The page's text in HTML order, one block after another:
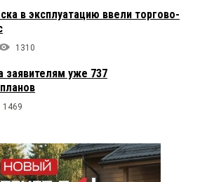
в эксплуатацию ввели торгово-
1310
заявителям уже 737
1469